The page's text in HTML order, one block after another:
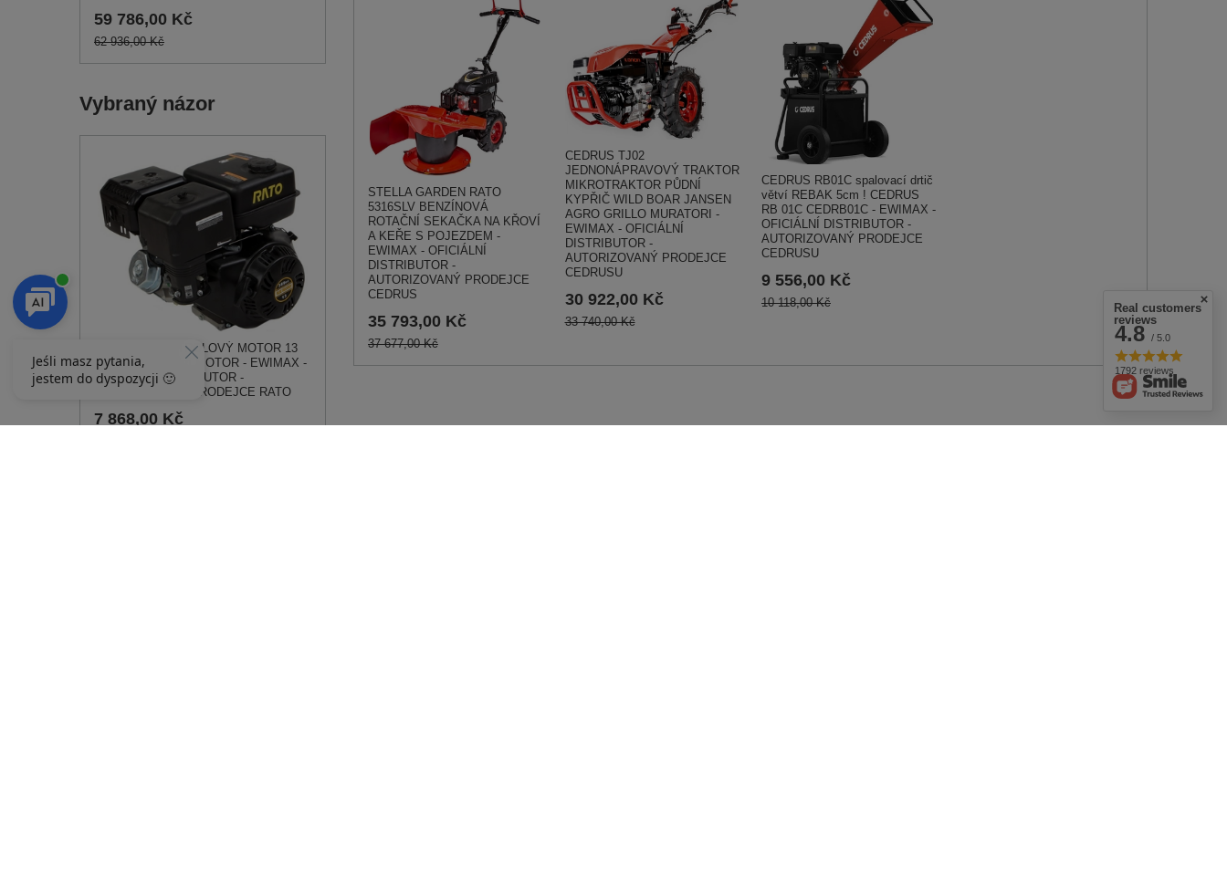
59 786,00 Kč
62 936,00 Kč
Vybraný názor
RATO R390 PETROLOVÝ MOTOR 13
hp Hřídel 25,4 mm MOTOR - EWIMAX -
OFICIÁLNÍ DISTRIBUTOR -
AUTORIZOVANÝ PRODEJCE RATO
7 868,00 Kč
STELLA GARDEN RATO
5316SLV BENZÍNOVÁ
ROTAČNÍ SEKAČKA NA KŘOVÍ
A KEŘE S POJEZDEM -
EWIMAX - OFICIÁLNÍ
DISTRIBUTOR -
AUTORIZOVANÝ PRODEJCE
CEDRUS
35 793,00 Kč
37 677,00 Kč
CEDRUS TJ02
JEDNONÁPRAVOVÝ TRAKTOR
MIKROTRAKTOR PŮDNÍ
KYPŘIČ WILD BOAR JANSEN
AGRO GRILLO MURATORI -
EWIMAX - OFICIÁLNÍ
DISTRIBUTOR -
AUTORIZOVANÝ PRODEJCE
CEDRUSU
30 922,00 Kč
33 740,00 Kč
CEDRUS RB01C spalovací drtič
větví REBAK 5cm ! CEDRUS
RB 01C CEDRB01C - EWIMAX -
OFICIÁLNÍ DISTRIBUTOR -
AUTORIZOVANÝ PRODEJCE
CEDRUSU
9 556,00 Kč
10 118,00 Kč
Real customers
reviews
4.8 / 5.0
1792 reviews